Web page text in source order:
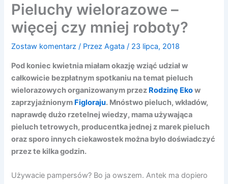
Pieluchy wielorazowe –
więcej czy mniej roboty?
Zostaw komentarz / PrzezAgata/ 23 lipca, 2018
Pod koniec kwietnia miałam okazję wziąć udział w
całkowicie bezpłatnym spotkaniu na temat pieluch
wielorazowych organizowanym przez Rodzinę Ekow
zaprzyjaźnionym Figloraju. Mnóstwo pieluch, wkładów,
naprawdę dużo rzetelnej wiedzy, mama używająca
pieluch tetrowych, producentka jednej z marek pieluch
oraz sporo innych ciekawostek można było doświadczyć
przez te kilka godzin.
Używacie pampersów? Bo ja owszem. Antek ma dopiero